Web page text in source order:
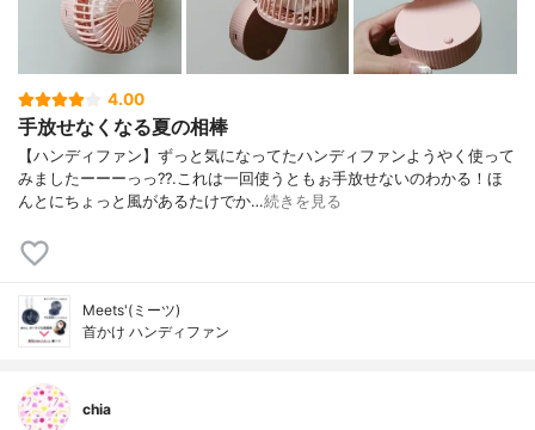
4.00
手放せなくなる夏の相棒
【ハンディファン】ずっと気になってたハンディファンようやく使って
みましたーーーっっ??.これは一回使うともぉ手放せないのわかる！ほ
んとにちょっと風があるたけでか…続きを見る
Meets'(ミーツ)
首かけ ハンディファン
chia